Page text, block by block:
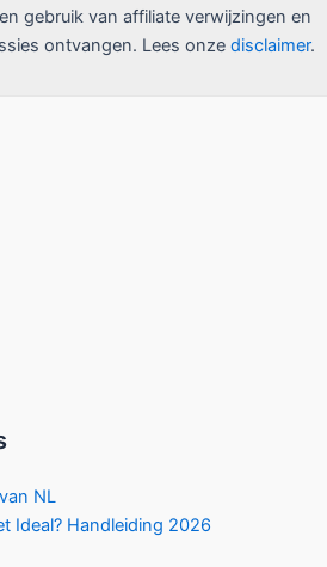
gebruik van affiliate verwijzingen en
ontvangen. Lees onze disclaimer.
NL
Ideal? Handleiding 2026